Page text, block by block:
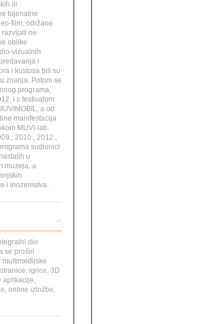
ili
bijenalne
film, održane
ne
oblike
vizualnih
i
i kustosa bili su
znanja. Potom se
programa,
i s festivalom
a od
manifestacija
MUVI-lab.
2010., 2012.,
sudionici
u
muzeja, a
i inozemstva.
dio
se proširi
multimedijske
igrice, 3D
online izložbe,